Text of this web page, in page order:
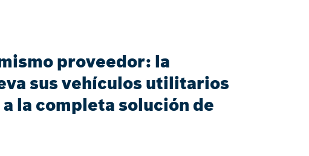
proveedor: la
sus vehículos utilitarios
la completa solución de